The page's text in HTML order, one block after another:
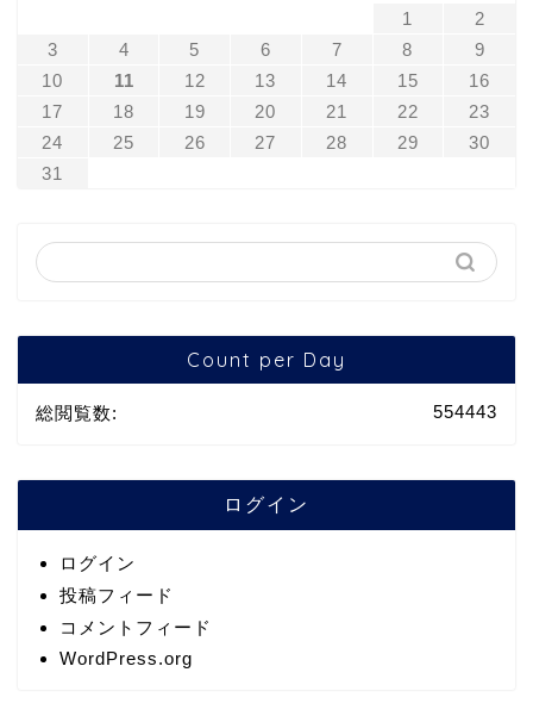
1
2
3
4 5 6 7 8
9
10
11 12 13 14 15
16
17
18 19 20 21 22
23
24
25 26 27 28 29
30
31
Count per Day
554443
総閲覧数:
ログイン
ログイン
投稿フィード
コメントフィード
WordPress.org